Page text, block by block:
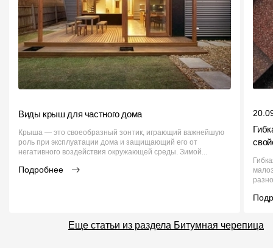
Виды крыш для частного дома
Крыша — это своеобразный зонтик, играющий важнейшую
роль при эксплуатации дома и защищающий его от
негативного воздействия окружающей среды. Зимой...
Подробнее
Еще статьи из раздела Битумная черепица